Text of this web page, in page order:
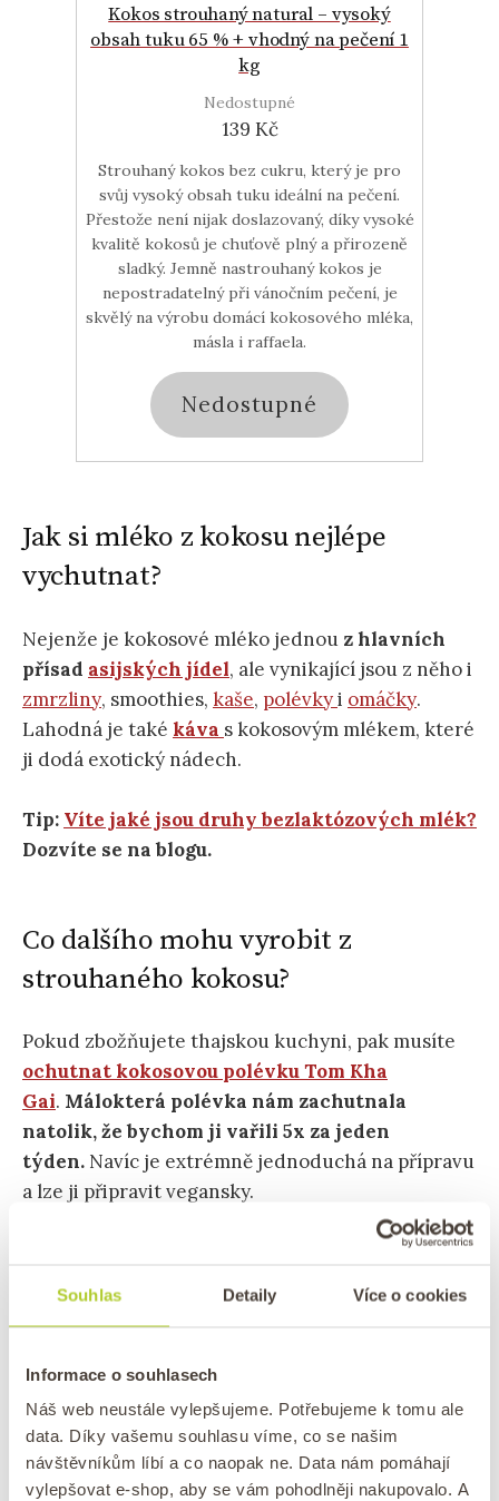
Souhlas Detaily Více o cookies
Informace o souhlasech
Náš web neustále vylepšujeme. Potřebujeme k tomu ale
data. Díky vašemu souhlasu víme, co se našim
návštěvníkům líbí a co naopak ne. Data nám pomáhají
vylepšovat e-shop, aby se vám pohodlněji nakupovalo. A
Kokos strouhaný natural – vysoký
obsah tuku 65 % + vhodný na pečení 1
kg
Nedostupné
139 Kč
Strouhaný kokos bez cukru, který je pro
svůj vysoký obsah tuku ideální na pečení.
Přestože není nijak doslazovaný, díky vysoké
kvalitě kokosů je chuťově plný a přirozeně
sladký. Jemně nastrouhaný kokos je
nepostradatelný při vánočním pečení, je
skvělý na výrobu domácí kokosového mléka,
másla i raffaela.
Nedostupné
Jak si mléko z kokosu nejlépe
vychutnat?
Nejenže je kokosové mléko jednou z hlavních
přísad asijských jídel, ale vynikající jsou z něho i
zmrzliny, smoothies, kaše, polévkyi omáčky.
Lahodná je také káva s kokosovým mlékem, které
ji dodá exotický nádech.
Tip: Víte jaké jsou druhy bezlaktózových mlék?
Dozvíte se na blogu.
Co dalšího mohu vyrobit z
strouhaného kokosu?
Pokud zbožňujete thajskou kuchyni, pak musíte
ochutnat kokosovou polévku Tom Kha
Gai. Málokterá polévka nám zachutnala
natolik, že bychom ji vařili 5x za jeden
týden. Navíc je extrémně jednoduchá na přípravu
a lze ji připravit vegansky.